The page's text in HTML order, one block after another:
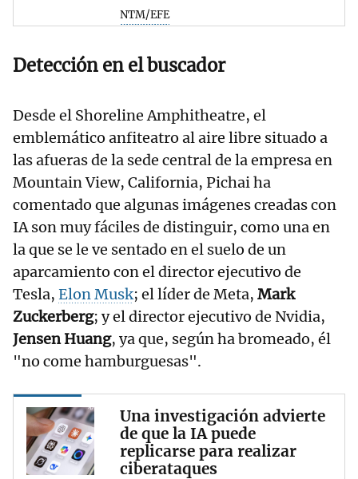
NTM/EFE
Detección en el buscador
Desde el Shoreline Amphitheatre, el
emblemático anfiteatro al aire libre situado a
las afueras de la sede central de la empresa en
Mountain View, California, Pichai ha
comentado que algunas imágenes creadas con
IA son muy fáciles de distinguir, como una en
la que se le ve sentado en el suelo de un
aparcamiento con el director ejecutivo de
Tesla, Elon Musk; el líder de Meta, Mark
Zuckerberg; y el director ejecutivo de Nvidia,
Jensen Huang, ya que, según ha bromeado, él
"no come hamburguesas".
Una investigación advierte
de que la IA puede
replicarse para realizar
ciberataques